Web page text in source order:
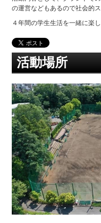
の運営などもあるので社会的
４年間の学生生活を一緒に楽
活動場所